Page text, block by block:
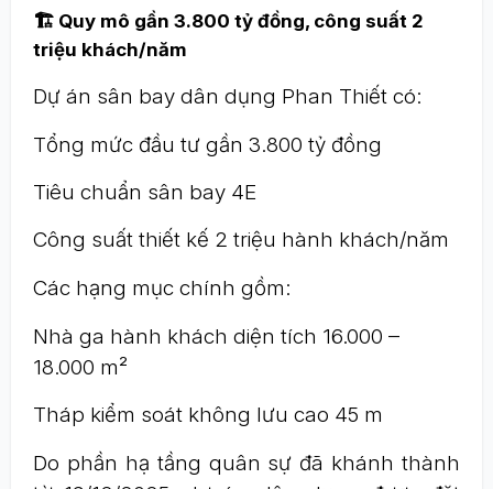
🏗️ Quy mô gần 3.800 tỷ đồng, công suất 2
triệu khách/năm
Dự án sân bay dân dụng Phan Thiết có:
Tổng mức đầu tư gần 3.800 tỷ đồng
Tiêu chuẩn sân bay 4E
Công suất thiết kế 2 triệu hành khách/năm
Các hạng mục chính gồm:
Nhà ga hành khách diện tích 16.000 –
18.000 m²
Tháp kiểm soát không lưu cao 45 m
Do phần hạ tầng quân sự đã khánh thành